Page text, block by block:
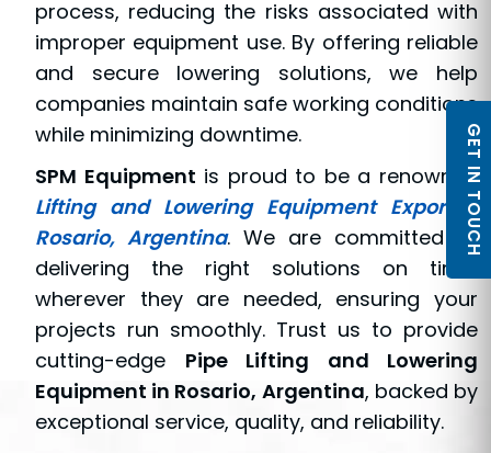
process, reducing the risks associated with
improper equipment use. By offering reliable
and secure lowering solutions, we help
companies maintain safe working conditions
while minimizing downtime.
SPM Equipment is proud to be a renowned
Lifting and Lowering Equipment Exporter,
Rosario, Argentina. We are committed to
delivering the right solutions on time,
wherever they are needed, ensuring your
projects run smoothly. Trust us to provide
cutting-edge Pipe Lifting and Lowering
Equipment in Rosario, Argentina, backed by
exceptional service, quality, and reliability.
GET IN TOUCH